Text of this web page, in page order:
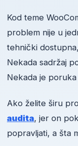
Kod teme
problem nije u
tehnički
Nekada sadržaj
Nekada je poruka
Ako želite širu
audita, jer on
popravljati, a šta